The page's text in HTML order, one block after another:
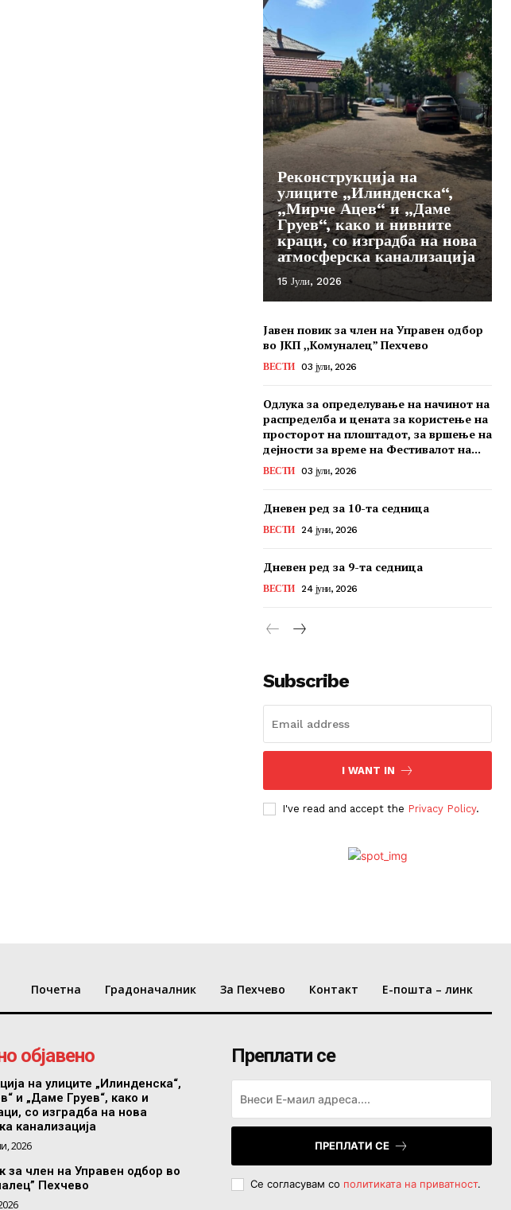
Реконструкција на
улиците „Илинденска“,
„Мирче Ацев“ и „Даме
Груев“, како и нивните
краци, со изградба на нова
атмосферска канализација
15 Јули, 2026
Јавен повик за член на Управен одбор
во ЈКП ,,Комуналец” Пехчево
ВЕСТИ 03 јули, 2026
Одлука за определување на начинот на
распределба и цената за користење на
просторот на плоштадот, за вршење на
дејности за време на Фестивалот на...
ВЕСТИ 03 јули, 2026
Дневен ред за 10-та седница
ВЕСТИ 24 јуни, 2026
Дневен ред за 9-та седница
ВЕСТИ 24 јуни, 2026
Subscribe
I WANT IN
I've read and accept the Privacy Policy.
Почетна Градоначалник За Пехчево Контакт Е-пошта – линк
објавено
на улиците „Илинденска“,
и „Даме Груев“, како и
со изградба на нова
канализација
2026
за член на Управен одбор во
Пехчево
Преплати се
ПРЕПЛАТИ СЕ
Се согласувам со политиката на приватност.